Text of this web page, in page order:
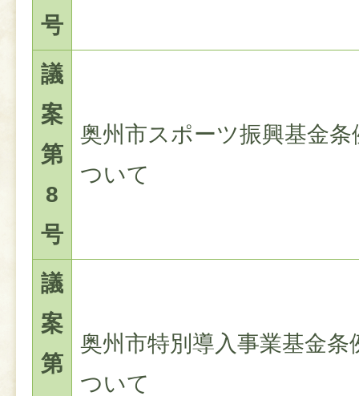
号
議
案
第
8
号
奥州市スポーツ振興基金
ついて
議
案
第
奥州市特別導入事業基金条
ついて